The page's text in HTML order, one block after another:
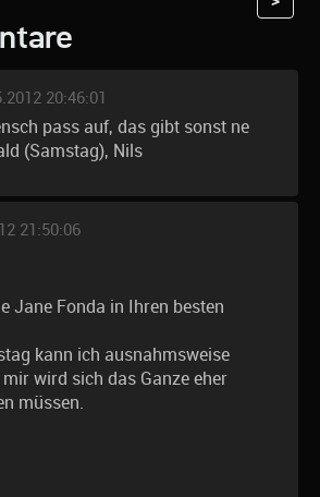
20:46:01
pass auf, das gibt sonst ne
(Samstag), Nils
21:50:06
Jane Fonda in Ihren besten
kann ich ausnahmsweise
mir wird sich das Ganze eher
müssen.